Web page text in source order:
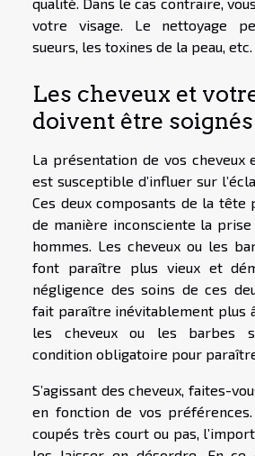
votre visage. Le nettoyage
sueurs, les toxines de la peau, etc.
Les cheveux et
doivent être soignés
La présentation de vos cheveux
est susceptible d’influer sur
Ces deux composants de la tête
de manière inconsciente la prise
hommes. Les cheveux ou les
font paraître plus vieux et
négligence des soins de ces
fait paraître inévitablement plus
les cheveux ou les barbes
condition obligatoire pour
S’agissant des cheveux, faites-
en fonction de vos
coupés très court ou pas,